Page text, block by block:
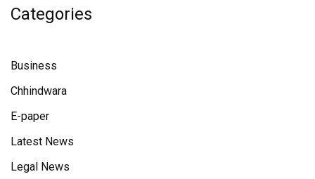
Categories
Business
Chhindwara
E-paper
Latest News
Legal News